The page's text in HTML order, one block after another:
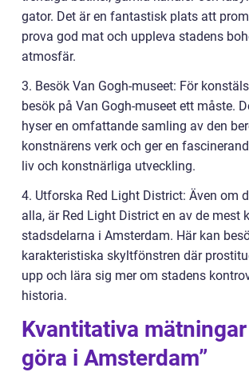
gator. Det är en fantastisk plats att
prova god mat och uppleva stadens
atmosfär.
3. Besök Van Gogh-museet: För
besök på Van Gogh-museet ett måste.
hyser en omfattande samling av den
konstnärens verk och ger en
liv och konstnärliga utveckling.
4. Utforska Red Light District: Även om
alla, är Red Light District en av de mest
stadsdelarna i Amsterdam. Här kan
karakteristiska skyltfönstren där
upp och lära sig mer om stadens
historia.
Kvantitativa
göra i Amsterdam”